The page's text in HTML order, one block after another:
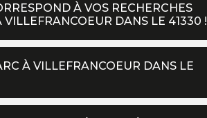
À VOS RECHERCHES
DANS LE 41330 !
À VILLEFRANCOEUR DANS LE